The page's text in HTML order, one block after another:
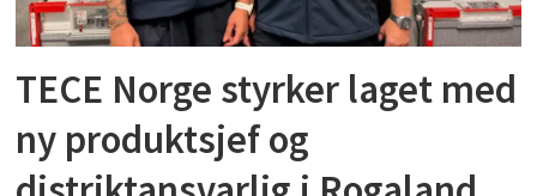
TECE Norge styrker laget med
ny produktsjef og